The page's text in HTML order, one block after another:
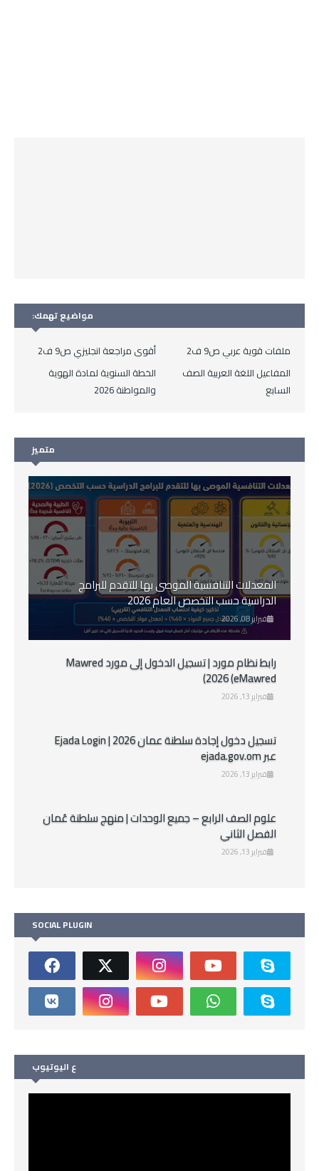
مواضيع تهمك:
أقوى مراجعة انجليزي ص9 ف2
ملفات قوية عربي ص9 ف2
الخطة السنوية لمادة الهوية
والمواطنة 2026
المفاعيل اللغة العربية الصف
السابع
متميز
المعدلات التنافسية الموصى بها للتقدم للبرامج
الدراسية حسب التخصص العام 2026
فبراير 08, 2026
رابط نظام مورد | تسجيل الدخول إلى مورد Mawred
2026 (eMawred)
فبراير 13, 2026
تسجيل دخول إجادة سلطنة عمان 2026 | Ejada Login
عبر ejada.gov.om
فبراير 13, 2026
علوم الصف الرابع – جميع الوحدات | منهج سلطنة عُمان
الفصل الثاني
فبراير 13, 2026
SOCIAL PLUGIN
ع اليوتيوب